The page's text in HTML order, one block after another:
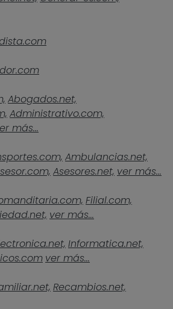
Abogados.net,
Administrativo.com,
más...
Ambulancias.net,
Asesores.net, ver más...
Filial.com,
ver más...
Informatica.net,
ver más...
Recambios.net,